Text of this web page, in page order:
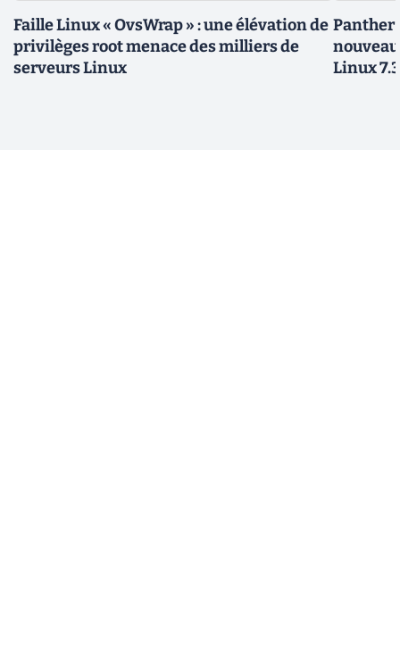
Faille Linux « OvsWrap » : une élévation de
privilèges root menace des milliers de
serveurs Linux
Panther
Linux 7.3